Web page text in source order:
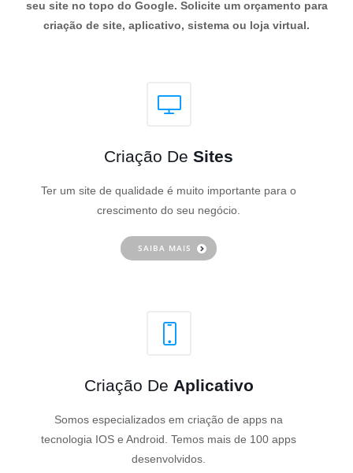
seu site no topo do Google. Solicite um orçamento para
criação de site, aplicativo, sistema ou loja virtual.
Criação De Sites
Ter um site de qualidade é muito importante para o
crescimento do seu negócio.
SAIBA MAIS
Criação De Aplicativo
Somos especializados em criação de apps na
tecnologia IOS e Android. Temos mais de 100 apps
desenvolvidos.